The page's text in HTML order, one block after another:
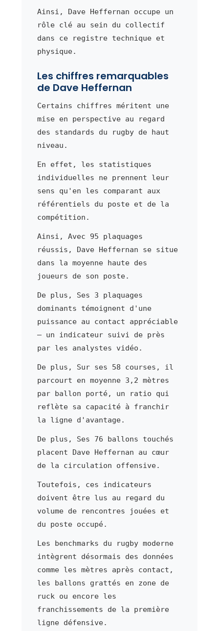
Ainsi, Dave Heffernan occupe un
rôle clé au sein du collectif
dans ce registre technique et
physique.
Les chiffres remarquables
de Dave Heffernan
Certains chiffres méritent une
mise en perspective au regard
des standards du rugby de haut
niveau.
En effet, les statistiques
individuelles ne prennent leur
sens qu'en les comparant aux
référentiels du poste et de la
compétition.
Ainsi, Avec 95 plaquages
réussis, Dave Heffernan se situe
dans la moyenne haute des
joueurs de son poste.
De plus, Ses 3 plaquages
dominants témoignent d'une
puissance au contact appréciable
— un indicateur suivi de près
par les analystes vidéo.
De plus, Sur ses 58 courses, il
parcourt en moyenne 3,2 mètres
par ballon porté, un ratio qui
reflète sa capacité à franchir
la ligne d'avantage.
De plus, Ses 76 ballons touchés
placent Dave Heffernan au cœur
de la circulation offensive.
Toutefois, ces indicateurs
doivent être lus au regard du
volume de rencontres jouées et
du poste occupé.
Les benchmarks du rugby moderne
intègrent désormais des données
comme les mètres après contact,
les ballons grattés en zone de
ruck ou encore les
franchissements de la première
ligne défensive.